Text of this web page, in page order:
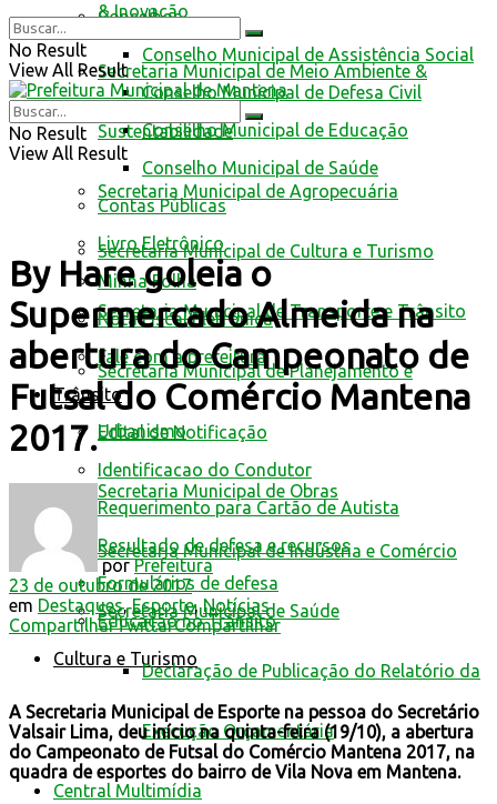
Conselhos
Conselho Municipal de Assistência Social
Conselho Municipal de Defesa Civil
Conselho Municipal de Educação
Conselho Municipal de Saúde
Contas Públicas
Livro Eletrônico
Minha Folha
Nota Fiscal Eletrônica
Fale com a prefeitura
Trânsito
Edital de Notificação
Identificacao do Condutor
Requerimento para Cartão de Autista
Resultado de defesa e recursos
Formulários de defesa
Educação no Trânsito
Cultura e Turismo
& Inovação
Secretaria Municipal de Meio Ambiente &
Sustentabilidade
Secretaria Municipal de Agropecuária
Secretaria Municipal de Cultura e Turismo
Secretaria Municipal de Transporte e Trânsito
Secretaria Municipal de Planejamento e
Urbanismo
Secretaria Municipal de Obras
Secretaria Municipal de Indústria e Comércio
Secretaria Municipal de Saúde
Declaração de Publicação do Relatório da
Execução Orçamentária
Central Multimídia
No Result
View All Result
No Result
View All Result
By Hare goleia o
Supermercado Almeida na
abertura do Campeonato de
Futsal do Comércio Mantena
2017.
por Prefeitura
23 de outubro de 2017
em Destaques,Esporte,Notícias
CompartilharTwittarCompartilhar
A Secretaria Municipal de Esporte na pessoa do Secretário
Valsair Lima, deu início na quinta-feira (19/10), a abertura
do Campeonato de Futsal do Comércio Mantena 2017, na
quadra de esportes do bairro de Vila Nova em Mantena.